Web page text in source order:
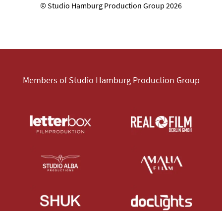
© Studio Hamburg Production Group 2026
Members of Studio Hamburg Production Group